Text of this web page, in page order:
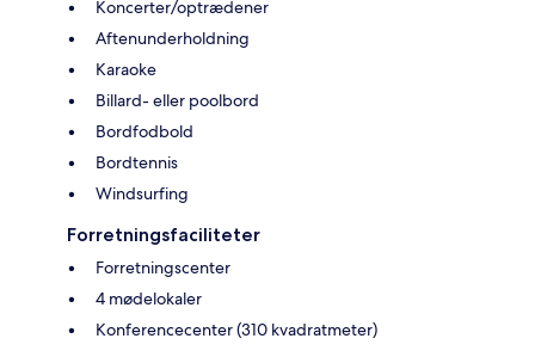
Koncerter/optrædener
Aftenunderholdning
Karaoke
Billard- eller poolbord
Bordfodbold
Bordtennis
Windsurfing
Forretningsfaciliteter
Forretningscenter
4 mødelokaler
Konferencecenter (310 kvadratmeter)